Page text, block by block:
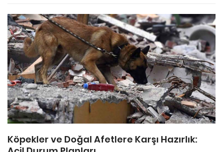
Köpekler ve Doğal Afetlere Karşı Hazırlık: